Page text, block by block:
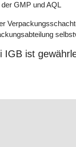
GMP und AQL
IGB ist